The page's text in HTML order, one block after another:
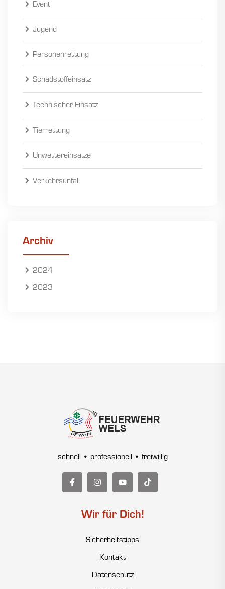
Event
Jugend
Personenrettung
Schadstoffeinsatz
Technischer Einsatz
Tierrettung
Unwettereinsätze
Verkehrsunfall
Archiv
2024
2023
schnell • professionell • freiwillig
Wir für Dich!
Sicherheitstipps
Kontakt
Datenschutz